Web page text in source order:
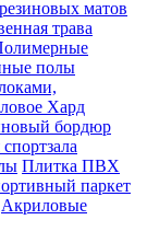
матов
трава
полы
Хард
бордюр
Плитка ПВХ
паркет
Акриловые